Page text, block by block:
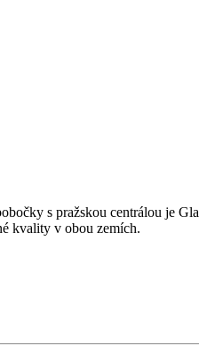
s pražskou centrálou je
kvality v obou zemích.